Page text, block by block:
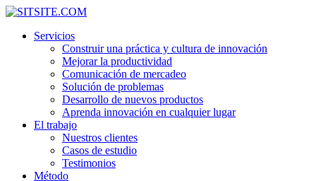
Servicios
Construir una práctica y cultura de innovación
Mejorar la productividad
Comunicación de mercadeo
Solución de problemas
Desarrollo de nuevos productos
Aprenda innovación en cualquier lugar
El trabajo
Nuestros clientes
Casos de estudio
Testimonios
Método